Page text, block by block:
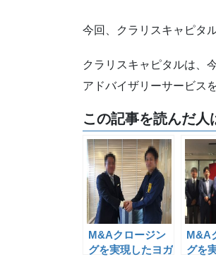
今回、クラリスキャピタ
クラリスキャピタルは、
アドバイザリーサービス
この記事を読んだ人
M&Aクロージン
グを実現したヨガ
M&A
グを